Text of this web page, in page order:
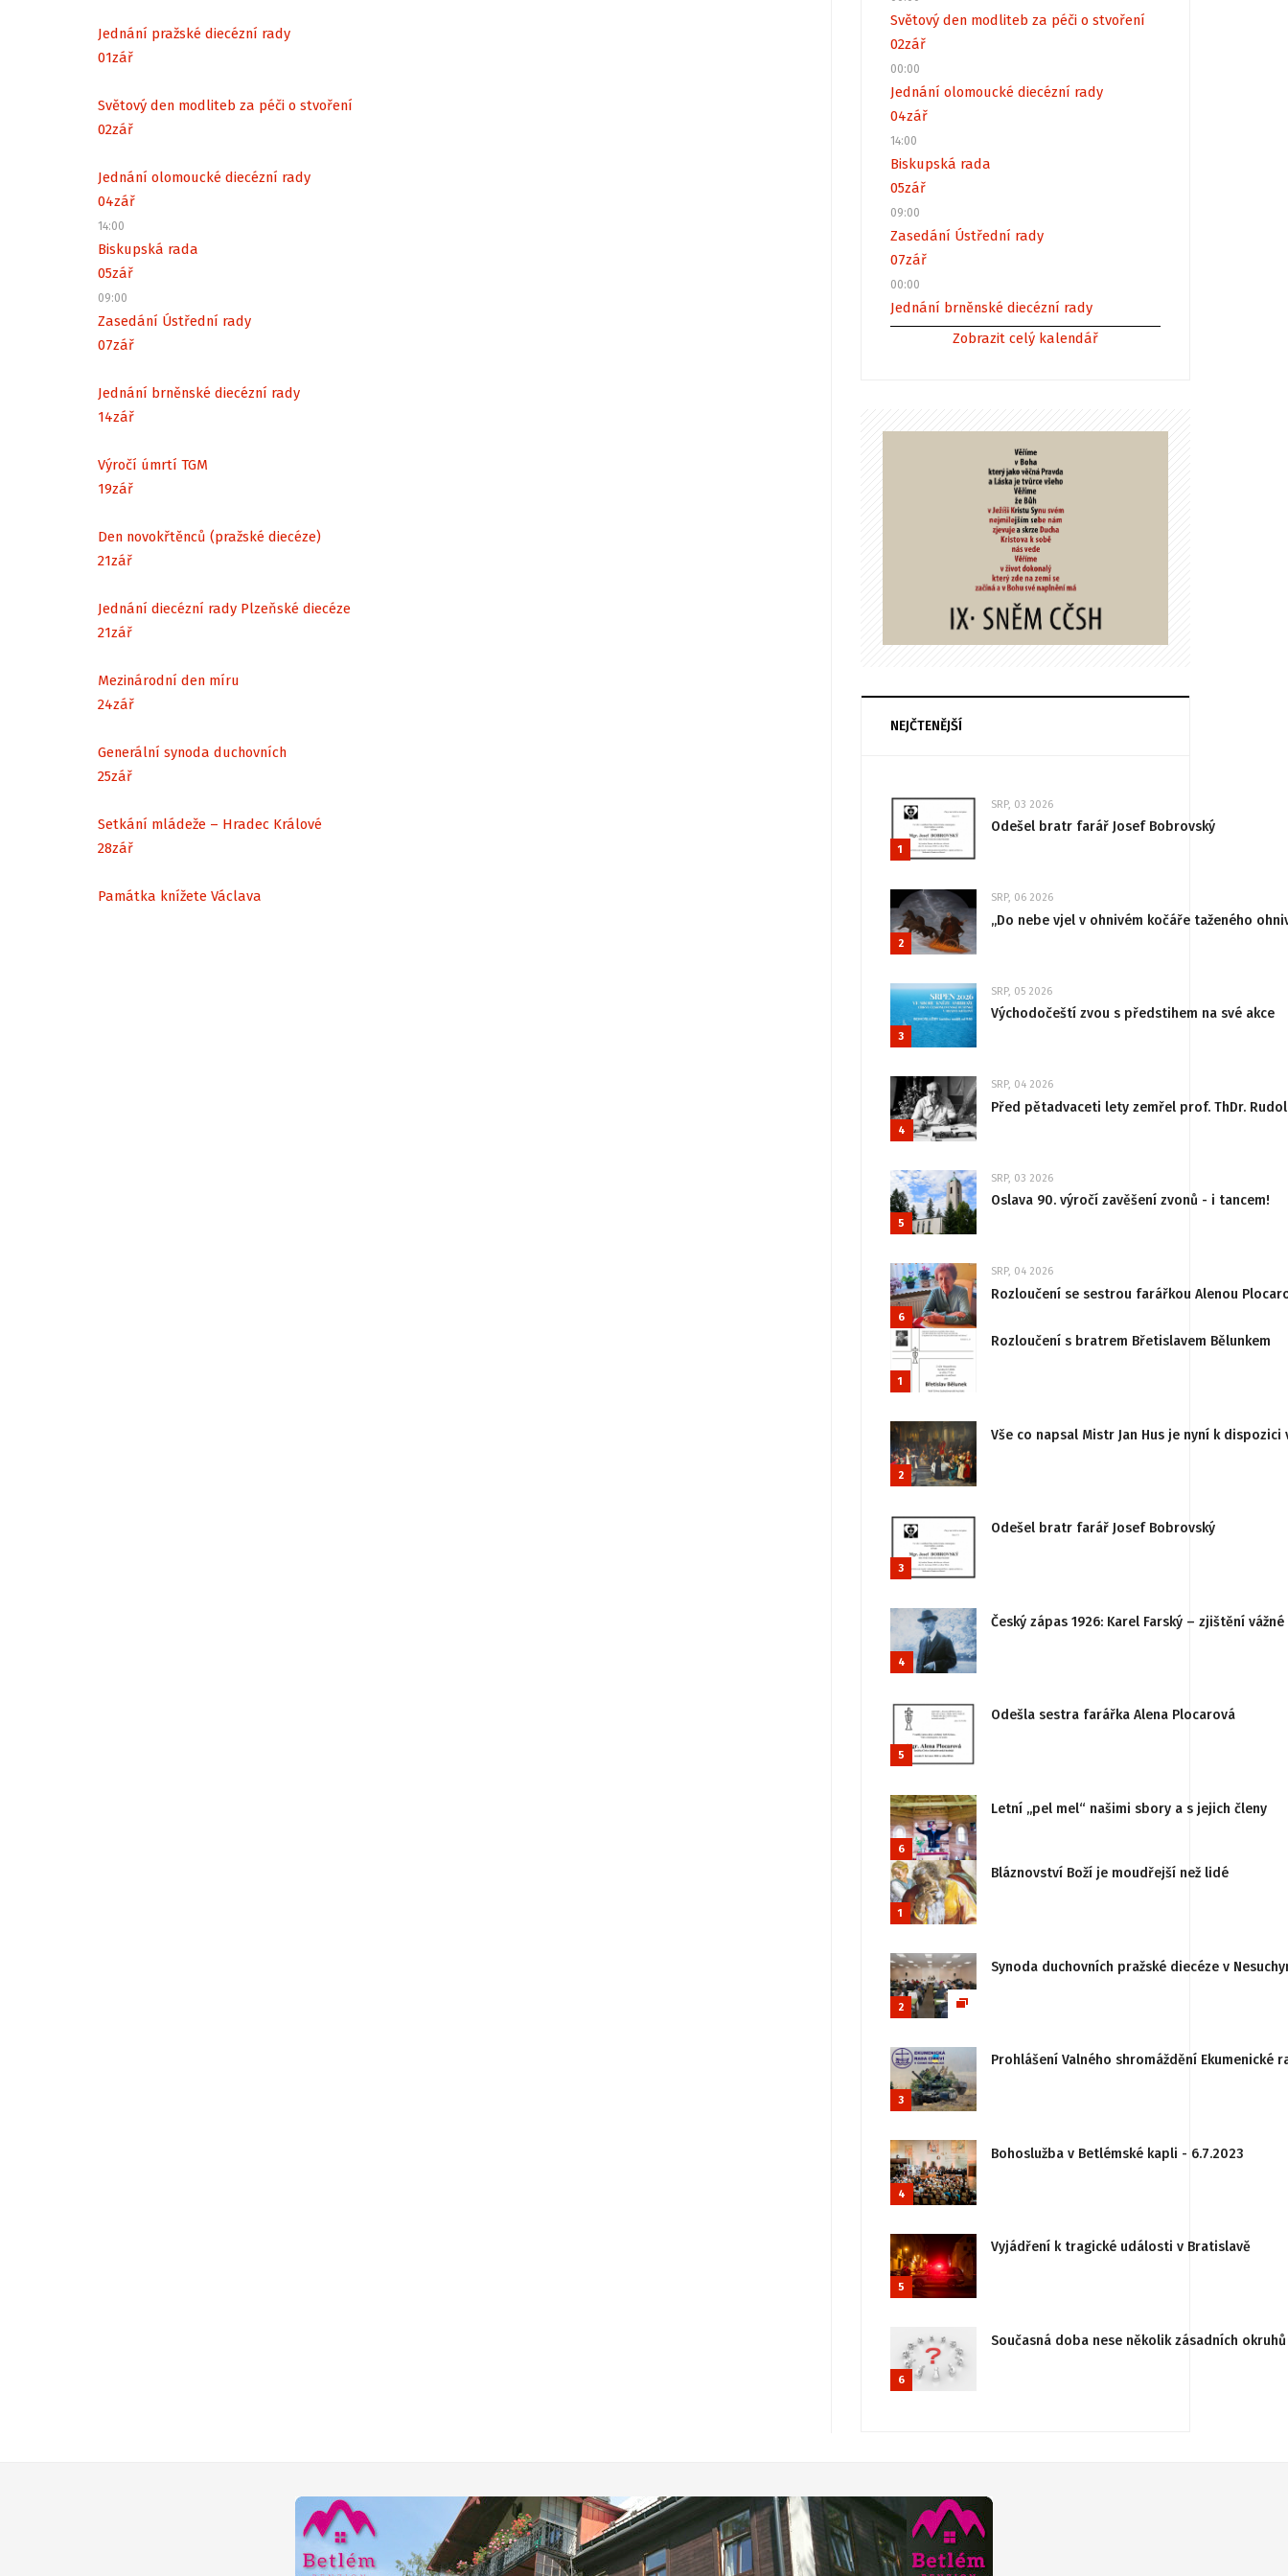
Jednání pražské diecézní rady
01zář
Světový den modliteb za péči o stvoření
02zář
Jednání olomoucké diecézní rady
04zář
14:00
Biskupská rada
05zář
09:00
Zasedání Ústřední rady
07zář
Jednání brněnské diecézní rady
14zář
Výročí úmrtí TGM
19zář
Den novokřtěnců (pražské diecéze)
21zář
Jednání diecézní rady Plzeňské diecéze
21zář
Mezinárodní den míru
24zář
Generální synoda duchovních
25zář
Setkání mládeže – Hradec Králové
28zář
Památka knížete Václava
Světový den modliteb za péči o stvoření
02zář
00:00
Jednání olomoucké diecézní rady
04zář
14:00
Biskupská rada
05zář
09:00
Zasedání Ústřední rady
07zář
00:00
Jednání brněnské diecézní rady
Zobrazit celý kalendář
NEJČTENĚJŠÍ
1
SRP, 03 2026
Odešel bratr farář Josef Bobrovský
2
SRP, 06 2026
„Do nebe vjel v ohnivém kočáře taženého
3
SRP, 05 2026
Východočeští zvou s předstihem na své akce
4
SRP, 04 2026
Před pětadvaceti lety zemřel prof. ThDr.
5
SRP, 03 2026
Oslava 90. výročí zavěšení zvonů - i tancem!
6
SRP, 04 2026
Rozloučení se sestrou farářkou Alenou
1
Rozloučení s bratrem Břetislavem Bělunkem
2
Vše co napsal Mistr Jan Hus je nyní k
3
Odešel bratr farář Josef Bobrovský
4
Český zápas 1926: Karel Farský – zjištění
5
Odešla sestra farářka Alena Plocarová
6
Letní „pel mel“ našimi sbory a s jejich členy
1
Bláznovství Boží je moudřejší než lidé
2
Synoda duchovních pražské diecéze v
3
Prohlášení Valného shromáždění
4
Bohoslužba v Betlémské kapli - 6.7.2023
5
Vyjádření k tragické události v Bratislavě
6
Současná doba nese několik zásadních